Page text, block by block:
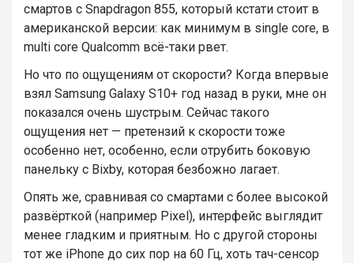
смартов с Snapdragon 855, который кстати стоит в
американской версии: как минимум в single core, в
multi core Qualcomm всё-таки рвет.
Но что по ощущениям от скорости? Когда впервые
взял Samsung Galaxy S10+ год назад в руки, мне он
показался очень шустрым. Сейчас такого
ощущения нет — претензий к скорости тоже
особенно нет, особенно, если отрубить боковую
панельку с Bixby, которая безбожно лагает.
Опять же, сравнивая со смартами с более высокой
развёрткой (например Pixel), интерфейс выглядит
менее гладким и приятным. Но с другой стороны
тот же iPhone до сих пор на 60 Гц, хоть тач-сенсор